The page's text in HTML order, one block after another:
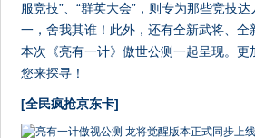
服竞技”、“群英大会”，则专为那些竞技
一，舍我其谁！此外，还有全新武将、全
本次《亮有一计》傲世公测一起呈现。更
您来探寻！
[全民疯抢京东卡]